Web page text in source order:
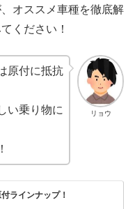
オススメ車種を徹底解
ください！
リョウ
原付に抵抗
い乗り物に
ラインナップ！